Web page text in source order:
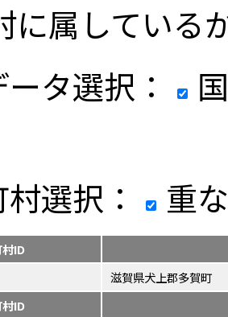
に属している
タ選択：
選択：
重
ID
滋賀県犬上郡多賀町
ID